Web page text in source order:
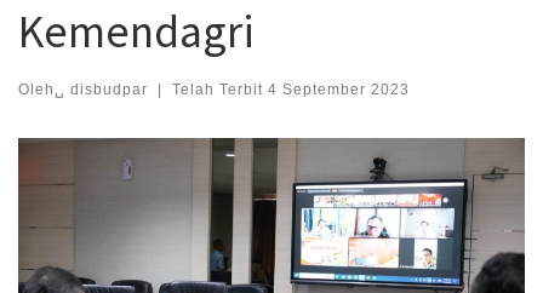
Kemendagri
Oleh␣ disbudpar | Telah Terbit 4 September 2023